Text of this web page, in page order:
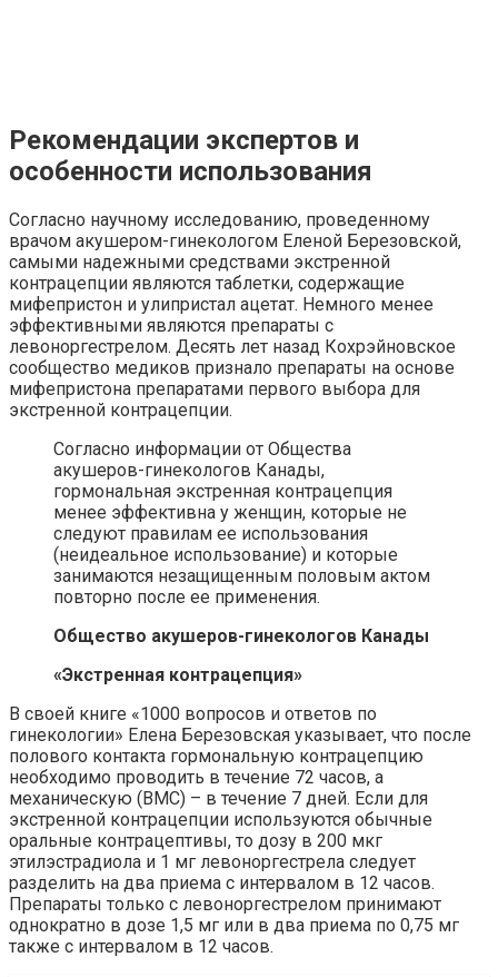
Рекомендации экспертов и
особенности использования
Согласно научному исследованию, проведенному
врачом акушером-гинекологом Еленой Березовской,
самыми надежными средствами экстренной
контрацепции являются таблетки, содержащие
мифепристон и улипристал ацетат. Немного менее
эффективными являются препараты с
левоноргестрелом. Десять лет назад Кохрэйновское
сообщество медиков признало препараты на основе
мифепристона препаратами первого выбора для
экстренной контрацепции.
Согласно информации от Общества
акушеров-гинекологов Канады,
гормональная экстренная контрацепция
менее эффективна у женщин, которые не
следуют правилам ее использования
(неидеальное использование) и которые
занимаются незащищенным половым актом
повторно после ее применения.
Общество акушеров-гинекологов Канады
«Экстренная контрацепция»
В своей книге «1000 вопросов и ответов по
гинекологии» Елена Березовская указывает, что после
полового контакта гормональную контрацепцию
необходимо проводить в течение 72 часов, а
механическую (ВМС) – в течение 7 дней. Если для
экстренной контрацепции используются обычные
оральные контрацептивы, то дозу в 200 мкг
этилэстрадиола и 1 мг левоноргестрела следует
разделить на два приема с интервалом в 12 часов.
Препараты только с левоноргестрелом принимают
однократно в дозе 1,5 мг или в два приема по 0,75 мг
также с интервалом в 12 часов.